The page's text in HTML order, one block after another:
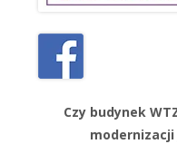
Czy budynek